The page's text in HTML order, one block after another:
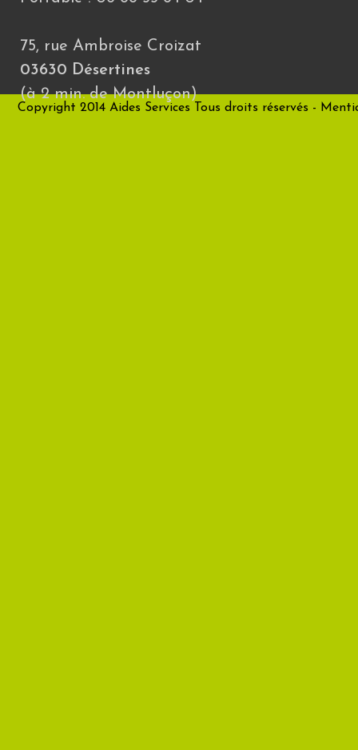
75, rue Ambroise Croizat
03630 Désertines
(à 2 min. de Montluçon)
Copyright 2014 Aides Services Tous droits réservés -